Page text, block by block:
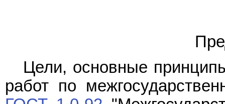
Цели, основные
работ по